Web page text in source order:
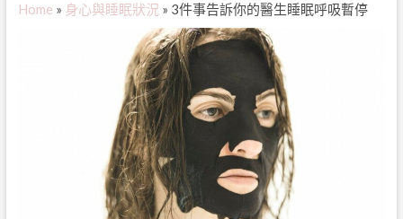
Home » 身心與睡眠狀況 » 3件事告訴你的醫生睡眠呼吸暫停